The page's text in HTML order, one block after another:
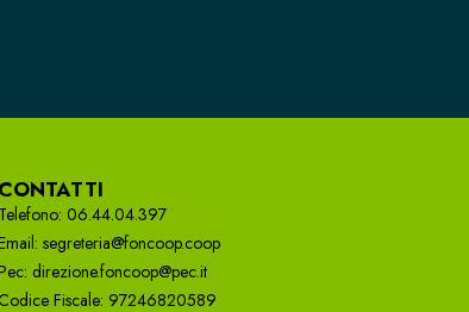
CONTATTI
Telefono: 06.44.04.397
segreteria@foncoop.coop
direzione.foncoop@pec.it
Codice Fiscale: 97246820589